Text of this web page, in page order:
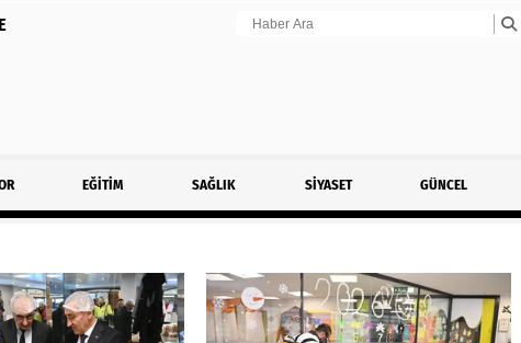
EĞİTİM SAĞLIK SİYASET GÜNCEL